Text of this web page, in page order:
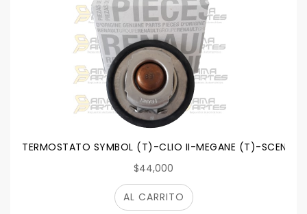
TERMOSTATO SYMBOL (T)-CLIO II-MEGANE (T)-
$44,000
AL CARRITO